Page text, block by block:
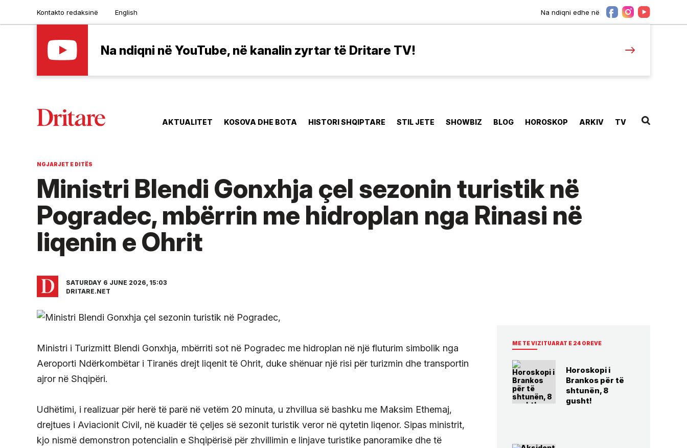
Kontakto redaksinë English Na ndiqni edhe në
Na ndiqni në YouTube, në kanalin zyrtar të Dritare TV!
AKTUALITET KOSOVA DHE BOTA HISTORI SHQIPTARE STIL JETE SHOWBIZ BLOG HOROSKOP ARKIV TV
NGJARJET E DITËS
Ministri Blendi Gonxhja çel sezonin turistik në
Pogradec, mbërrin me hidroplan nga Rinasi në
liqenin e Ohrit
SATURDAY 6 JUNE 2026, 15:03
DRITARE.NET
Ministri i Turizmitt Blendi Gonxhja, mbërriti sot në Pogradec me hidroplan në një fluturim simbolik nga
Aeroporti Ndërkombëtar i Tiranës drejt liqenit të Ohrit, duke shënuar një risi për turizmin dhe transportin
ajror në Shqipëri.
Udhëtimi, i realizuar për herë të parë në vetëm 20 minuta, u zhvillua së bashku me Maksim Ethemaj,
drejtues i Aviacionit Civil, në kuadër të çeljes së sezonit turistik veror në qytetin liqenor. Sipas ministrit,
kjo nismë demonstron potencialin e Shqipërisë për zhvillimin e linjave turistike panoramike dhe të
ME TE VIZITUARAT E 24 OREVE
Horoskopi i
Brankos për të
shtunën, 8
gusht!